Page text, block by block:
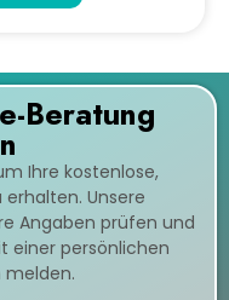
Beratung
Ihre kostenlose,
Unsere
Angaben prüfen und
einer persönlichen
melden.